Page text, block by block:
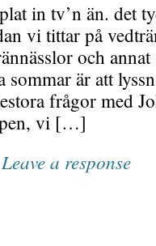
in tv’n än. det
vi tittar på
och
sommar är att
frågor med
vi […]
Leave a response